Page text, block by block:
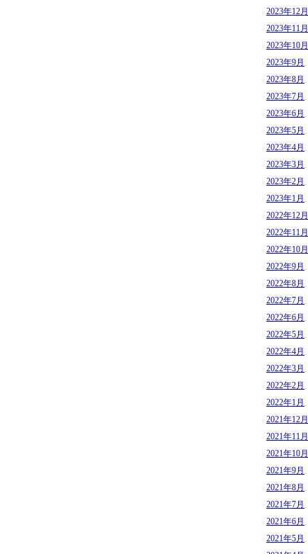
2023年12月
2023年11月
2023年10月
2023年9月
2023年8月
2023年7月
2023年6月
2023年5月
2023年4月
2023年3月
2023年2月
2023年1月
2022年12月
2022年11月
2022年10月
2022年9月
2022年8月
2022年7月
2022年6月
2022年5月
2022年4月
2022年3月
2022年2月
2022年1月
2021年12月
2021年11月
2021年10月
2021年9月
2021年8月
2021年7月
2021年6月
2021年5月